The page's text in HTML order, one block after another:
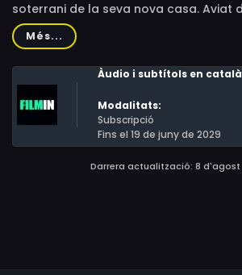
soterrani de la seva nova casa. Aviat
ha una entitat antiga i poderosa que
seva, i a la qual s'haurà d'enfrontar o
l'ànima de la seva família per sempre.
Més...
Àudio i subtítols en català
Modalitats:
Subscripció
Fins el 19 de juny de 2029
Darrera actualització: 8 d'agost